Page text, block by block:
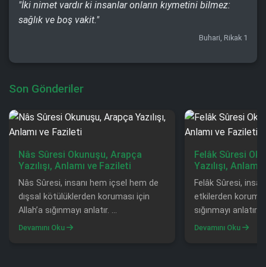
"İki nimet vardır ki insanlar onların kıymetini bilmez:
sağlık ve boş vakit."
Buhari, Rikak 1
Son Gönderiler
Nâs Sûresi Okunuşu, Arapça
Yazılışı, Anlamı ve Fazileti
Nâs Sûresi, insanı hem içsel hem de
dışsal kötülüklerden koruması için
Allah’a sığınmayı anlatır. ...
Devamını Oku
Felâk Sûresi
Yazılışı,
Felâk Sûresi,
etkilerden
Devamını Oku